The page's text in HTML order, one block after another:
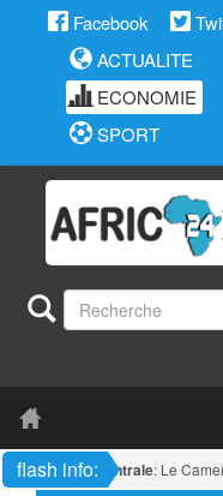
Facebook
ACTUALITE
ECONOMIE
SPORT
flash info:
Afrique centrale: Le